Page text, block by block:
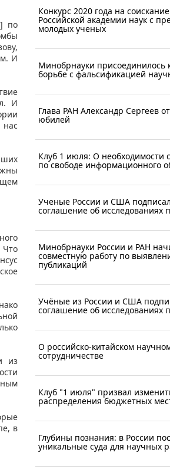
по
И
И
Что
из
в
Конкурс 2020 года на
Российской академии наук с
молодых ученых
Минобрнауки присоединилось
борьбе с фальсификацией
Глава РАН Александр Сергеев
юбилей
Клуб 1 июля: О необходимости
по свободе информационного
Ученые России и США
соглашение об исследованиях
Минобрнауки России и РАН
совместную работу по
публикаций
Учёные из России и США
соглашение об исследованиях
О российско-китайском
сотрудничестве
Клуб "1 июля" призвал
распределения бюджетных
Глубины познания: в России
уникальные суда для научных